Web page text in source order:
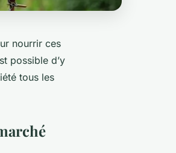
nourrir ces
possible d’y
tous les